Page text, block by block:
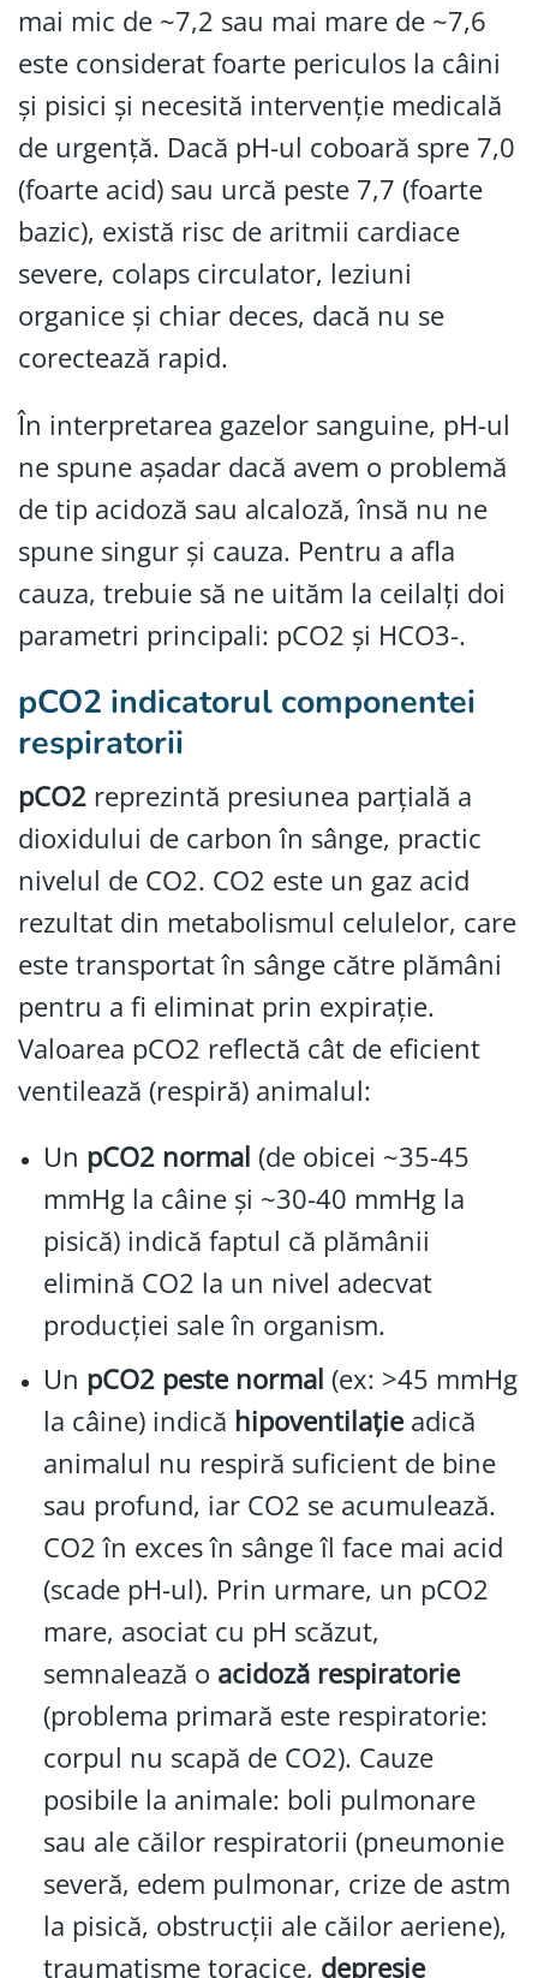
mai mic de ~7,2 sau mai mare de ~7,6
este considerat foarte periculos la câini
și pisici și necesită intervenție medicală
de urgență. Dacă pH-ul coboară spre 7,0
(foarte acid) sau urcă peste 7,7 (foarte
bazic), există risc de aritmii cardiace
severe, colaps circulator, leziuni
organice și chiar deces, dacă nu se
corectează rapid.
În interpretarea gazelor sanguine, pH-ul
ne spune așadar dacă avem o problemă
de tip acidoză sau alcaloză, însă nu ne
spune singur și cauza. Pentru a afla
cauza, trebuie să ne uităm la ceilalți doi
parametri principali: pCO2 și HCO3-.
pCO2 indicatorul componentei
respiratorii
pCO2 reprezintă presiunea parțială a
dioxidului de carbon în sânge, practic
nivelul de CO2. CO2 este un gaz acid
rezultat din metabolismul celulelor, care
este transportat în sânge către plămâni
pentru a fi eliminat prin expirație.
Valoarea pCO2 reflectă cât de eficient
ventilează (respiră) animalul:
Un pCO2 normal (de obicei ~35-45
mmHg la câine și ~30-40 mmHg la
pisică) indică faptul că plămânii
elimină CO2 la un nivel adecvat
producției sale în organism.
Un pCO2 peste normal (ex: >45 mmHg
la câine) indică hipoventilațieadică
animalul nu respiră suficient de bine
sau profund, iar CO2 se acumulează.
CO2 în exces în sânge îl face mai acid
(scade pH-ul). Prin urmare, un pCO2
mare, asociat cu pH scăzut,
semnalează o acidoză respiratorie
(problema primară este respiratorie:
corpul nu scapă de CO2). Cauze
posibile la animale: boli pulmonare
sau ale căilor respiratorii (pneumonie
severă, edem pulmonar, crize de astm
la pisică, obstrucții ale căilor aeriene),
traumatisme toracice, depresie